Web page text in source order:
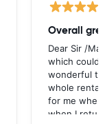
Overall
Dear Sir /
which could
wonderful to
whole
for me
when I